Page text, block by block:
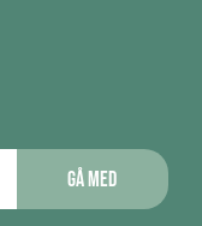
Gå med